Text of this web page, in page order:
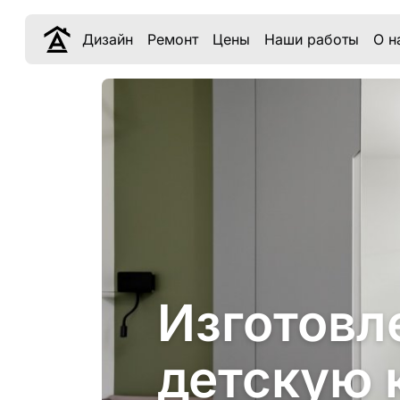
Дизайн Ремонт Цены Наши работы О
детскую